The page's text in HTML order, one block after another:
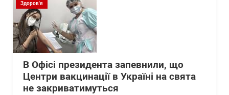
Здоров'я
В Офісі президента запевнили, що
Центри вакцинації в Україні на свята
не закриватимуться